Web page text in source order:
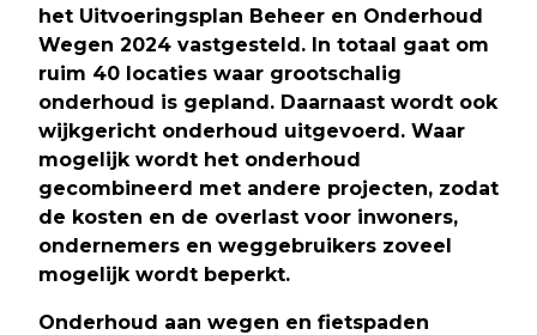
het Uitvoeringsplan Beheer en Onderhoud
Wegen 2024 vastgesteld. In totaal gaat om
ruim 40 locaties waar grootschalig
onderhoud is gepland. Daarnaast wordt ook
wijkgericht onderhoud uitgevoerd. Waar
mogelijk wordt het onderhoud
gecombineerd met andere projecten, zodat
de kosten en de overlast voor inwoners,
ondernemers en weggebruikers zoveel
mogelijk wordt beperkt.
Onderhoud aan wegen en fietspaden